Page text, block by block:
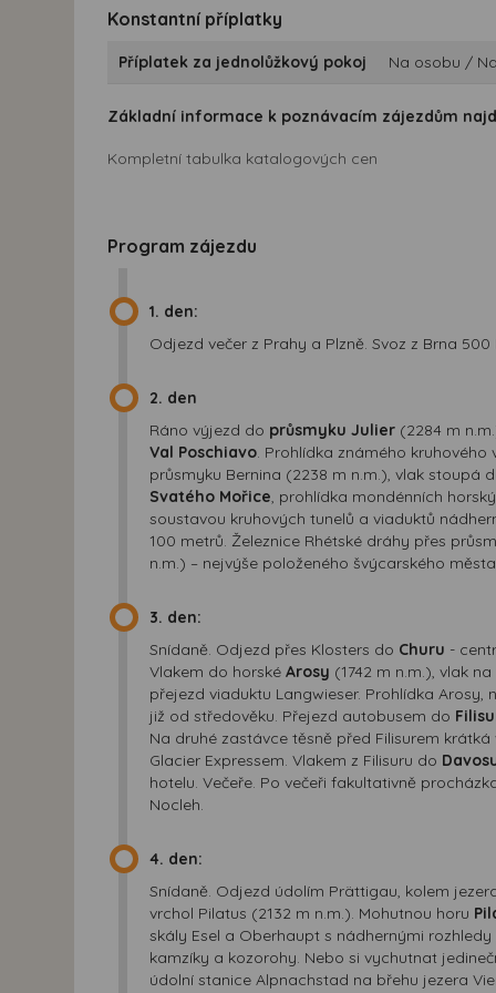
Konstantní příplatky
Příplatek za jednolůžkový pokoj Na osobu /
Základní informace k poznávacím zájezdům
Kompletní tabulka katalogových cen
Program zájezdu
1. den:
Odjezd večer z Prahy a Plzně. Svoz z Brna
2. den
Ráno výjezd do průsmyku Julier (2284 m
Val Poschiavo. Prohlídka známého
průsmyku Bernina (2238 m n.m.), vlak stoupá
Svatého Mořice, prohlídka mondénních
soustavou kruhových tunelů a viaduktů
100 metrů. Železnice Rhétské dráhy přes
n.m.) – nejvýše položeného švýcarského
3. den:
Snídaně. Odjezd přes Klosters do Churu -
Vlakem do horské Arosy (1742 m n.m.), vlak
přejezd viaduktu Langwieser. Prohlídka
již od středověku. Přejezd autobusem do
Na druhé zastávce těsně před Filisurem
Glacier Expressem. Vlakem z Filisuru do
hotelu. Večeře. Po večeři fakultativně
Nocleh.
4. den:
Snídaně. Odjezd údolím Prättigau, kolem
vrchol Pilatus (2132 m n.m.). Mohutnou horu
skály Esel a Oberhaupt s nádhernými
kamzíky a kozorohy. Nebo si vychutnat
údolní stanice Alpnachstad na břehu jezera